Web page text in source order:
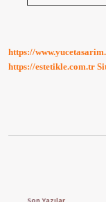
https://
https://estetikle.com.tr